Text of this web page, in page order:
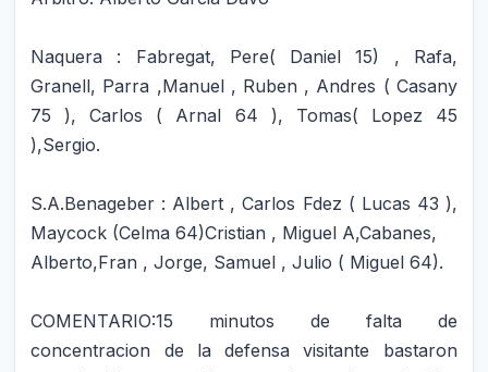
Naquera : Fabregat, Pere( Daniel 15) , Rafa,
Granell, Parra ,Manuel , Ruben , Andres ( Casany
75 ), Carlos ( Arnal 64 ), Tomas( Lopez 45
),Sergio.
S.A.Benageber : Albert , Carlos Fdez ( Lucas 43 ),
Maycock (Celma 64)Cristian , Miguel A,Cabanes,
Alberto,Fran , Jorge, Samuel , Julio ( Miguel 64).
COMENTARIO:15 minutos de falta de
concentracion de la defensa visitante bastaron